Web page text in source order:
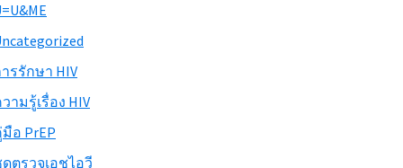
รรักษา HIV
ามรู้เรื่อง HIV
อ PrEP
ตรวจเอชไอวี